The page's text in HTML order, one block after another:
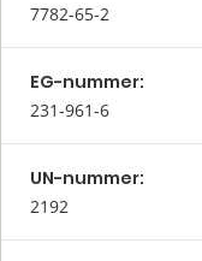
7782-65-2
EG-nummer:
231-961-6
UN-nummer:
2192